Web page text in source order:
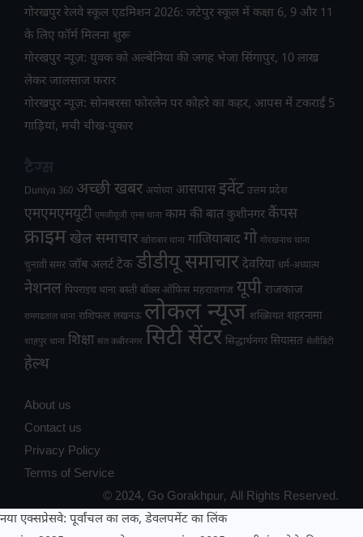
गोरखपुर रेलवे स्कूल एडमिशन 2026: जटेपुर स्कूल में कक्षा 6, 9 और 11
के लिए फॉर्म मिलना शुरू
गोरखपुर न्यूज़: युवक को अल्बेनिया की जगह भेजा सिंगापुर, 10 लाख
लेकर जालसाज फरार
गोरखपुर न्यूज़: सोनबरसा फोरलेन पर कोहरे का कहर, आपस में टकराईं 5
गाड़ियां, मची चीख-पुकार
Duniya 360 अच्छी खबर अयोध्या आसपास इवेंट उत्तम प्रदेश
एमएमएमयूटी एमजीयूजी एम्स थाना काम की बात कुशीनगर कैंपस
क्राइमखेल समाचार खोराबार थाना गाजियाबादगो गोरखनाथ थाना
चुनावी समर जॉब अलर्ट टेक डीडीयू समाचार देवरिया धर्म-अध्यात्म
नेशनल पिपराइच थाना बस्ती बॉक्स ऑफिस महराजगंज यूपी राजकाज
रामगढ़ताल थाना राशिफल लखनऊ लोकल न्यूज शख्सियत शहरनामा
शाहपुर थाना शिक्षा संत कबीरनगर सिटी सेंटर सिद्धार्थनगर सियासत सेलीब्रिटी
हेल्थ
About us
Contact us
Privacy Policy
Terms of Service
© 2024, Go Gorakhpur, All Rights Reserved.
नया एक्सप्रेसवे: पूर्वांचल का लक, डेवलपमेंट का लिंक